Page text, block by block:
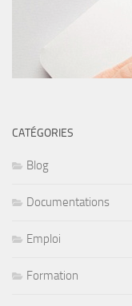
CATÉGORIES
Blog
Documentations
Emploi
Formation